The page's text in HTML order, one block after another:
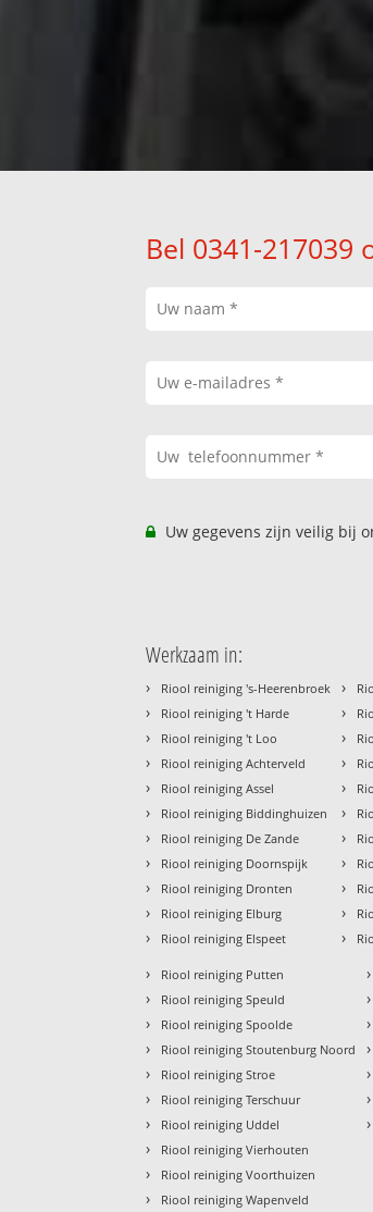
Bel 0341-
Uw gegevens zijn veilig bij
Werkzaam in:
› Riool reiniging 's-Heerenbroek
› Riool reiniging 't Harde
› Riool reiniging 't Loo
› Riool reiniging Achterveld
› Riool reiniging Assel
› Riool reiniging Biddinghuizen
› Riool reiniging De Zande
› Riool reiniging Doornspijk
› Riool reiniging Dronten
› Riool reiniging Elburg
› Riool reiniging Elspeet
›
›
›
›
›
›
›
›
›
›
›
› Riool reiniging Putten
› Riool reiniging Speuld
› Riool reiniging Spoolde
› Riool reiniging Stoutenburg Noord
› Riool reiniging Stroe
› Riool reiniging Terschuur
› Riool reiniging Uddel
› Riool reiniging Vierhouten
› Riool reiniging Voorthuizen
› Riool reiniging Wapenveld
›
›
›
›
›
›
›